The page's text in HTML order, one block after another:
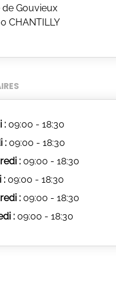
de Gouvieux
CHANTILLY
: 09:00 - 18:30
: 09:00 - 18:30
: 09:00 - 18:30
: 09:00 - 18:30
: 09:00 - 18:30
: 09:00 - 18:30